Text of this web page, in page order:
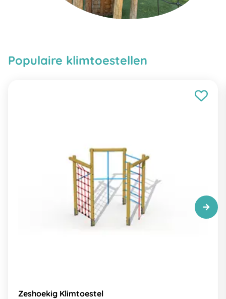
Populaire klimtoestellen
Zeshoekig Klimtoestel